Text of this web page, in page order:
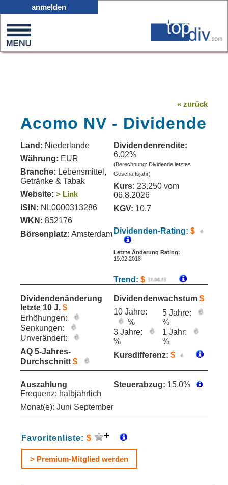
0
on
anmelden
« zurück
Acomo NV - Dividende
Land: Niederlande
Währung: EUR
Branche: Lebensmittel,
Getränke & Tabak
Website: > Link
ISIN: NL0000313286
WKN: 852176
Börsenplatz: Amsterdam
Dividendenrendite:
6.02%
(Berechnung: Dividende letztes
Geschäftsjahr)
Kurs: 23.250 vom
06.8.2026
KGV: 10.7
Dividenden-Rating: $
Letzte Änderung Rating:
19.02.2018
Trend: $
Dividendenänderung
letzte 10 J. $
Erhöhungen:
Senkungen:
Unverändert:
AQ 5-Jahres-
Durchschnitt $
Dividendenwachstum $
10 Jahre:
%
5 Jahre:
%
3 Jahre:
%
1 Jahr:
%
Kursdifferenz: $
Auszahlung
Frequenz: halbjährlich
Monat(e): Juni September
Steuerabzug: 15.0%
Favoritenliste: $
> Premium-Mitglied werden